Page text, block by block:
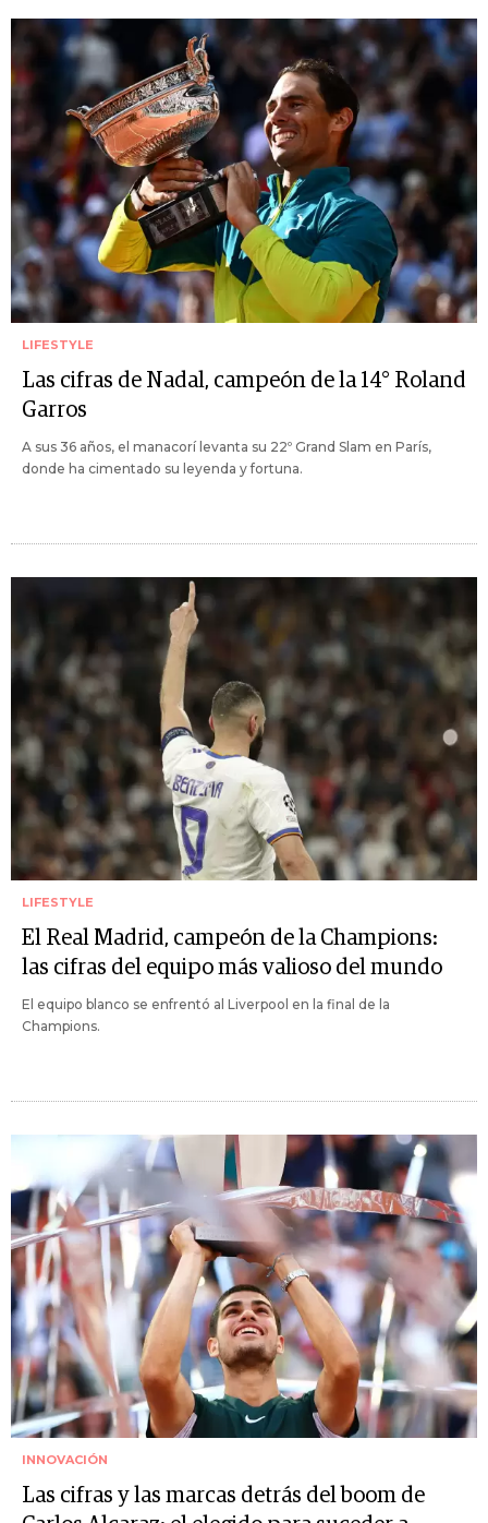
LIFESTYLE
Las cifras de Nadal, campeón de la 14° Roland
Garros
A sus 36 años, el manacorí levanta su 22º Grand Slam en París,
donde ha cimentado su leyenda y fortuna.
LIFESTYLE
El Real Madrid, campeón de la Champions:
las cifras del equipo más valioso del mundo
El equipo blanco se enfrentó al Liverpool en la final de la
Champions.
INNOVACIÓN
Las cifras y las marcas detrás del boom de